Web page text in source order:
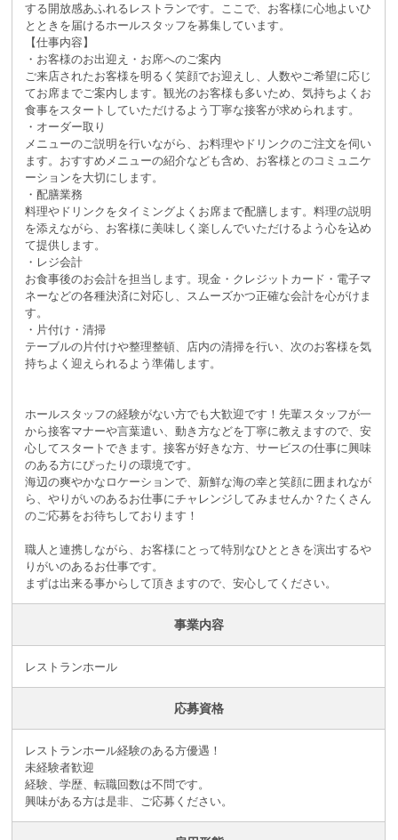
する開放感あふれるレストランです。ここで、お客様に心地よいひ
とときを届けるホールスタッフを募集しています。
【仕事内容】
・お客様のお出迎え・お席へのご案内
ご来店されたお客様を明るく笑顔でお迎えし、人数やご希望に応じ
てお席までご案内します。観光のお客様も多いため、気持ちよくお
食事をスタートしていただけるよう丁寧な接客が求められます。
・オーダー取り
メニューのご説明を行いながら、お料理やドリンクのご注文を伺い
ます。おすすめメニューの紹介なども含め、お客様とのコミュニケ
ーションを大切にします。
・配膳業務
料理やドリンクをタイミングよくお席まで配膳します。料理の説明
を添えながら、お客様に美味しく楽しんでいただけるよう心を込め
て提供します。
・レジ会計
お食事後のお会計を担当します。現金・クレジットカード・電子マ
ネーなどの各種決済に対応し、スムーズかつ正確な会計を心がけま
す。
・片付け・清掃
テーブルの片付けや整理整頓、店内の清掃を行い、次のお客様を気
持ちよく迎えられるよう準備します。
ホールスタッフの経験がない方でも大歓迎です！先輩スタッフが一
から接客マナーや言葉遣い、動き方などを丁寧に教えますので、安
心してスタートできます。接客が好きな方、サービスの仕事に興味
のある方にぴったりの環境です。
海辺の爽やかなロケーションで、新鮮な海の幸と笑顔に囲まれなが
ら、やりがいのあるお仕事にチャレンジしてみませんか？たくさん
のご応募をお待ちしております！
職人と連携しながら、お客様にとって特別なひとときを演出するや
りがいのあるお仕事です。
まずは出来る事からして頂きますので、安心してください。
事業内容
レストランホール
応募資格
レストランホール経験のある方優遇！
未経験者歓迎
経験、学歴、転職回数は不問です。
興味がある方は是非、ご応募ください。